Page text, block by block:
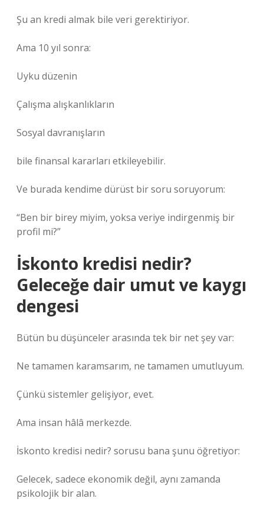
Şu an kredi almak bile veri gerektiriyor.
Ama 10 yıl sonra:
Uyku düzenin
Çalışma alışkanlıkların
Sosyal davranışların
bile finansal kararları etkileyebilir.
Ve burada kendime dürüst bir soru soruyorum:
“Ben bir birey miyim, yoksa veriye indirgenmiş bir
profil mi?”
İskonto kredisi nedir?
Geleceğe dair umut ve kaygı
dengesi
Bütün bu düşünceler arasında tek bir net şey var:
Ne tamamen karamsarım, ne tamamen umutluyum.
Çünkü sistemler gelişiyor, evet.
Ama insan hâlâ merkezde.
İskonto kredisi nedir? sorusu bana şunu öğretiyor:
Gelecek, sadece ekonomik değil, aynı zamanda
psikolojik bir alan.